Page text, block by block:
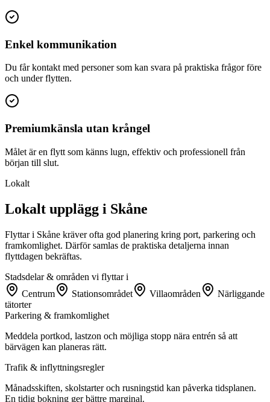
Enkel kommunikation
Du får kontakt med personer som kan svara på praktiska frågor före
och under flytten.
Premiumkänsla utan krångel
Målet är en flytt som känns lugn, effektiv och professionell från
början till slut.
Lokalt
Lokalt upplägg i Skåne
Flyttar i Skåne kräver ofta god planering kring port, parkering och
framkomlighet. Därför samlas de praktiska detaljerna innan
flyttdagen bekräftas.
Stadsdelar & områden vi flyttar i
Centrum
Stationsområdet Villaområden
Närliggande
tätorter
Parkering & framkomlighet
Meddela portkod, lastzon och möjliga stopp nära entrén så att
bärvägen kan planeras rätt.
Trafik & inflyttningsregler
Månadsskiften, skolstarter och rusningstid kan påverka tidsplanen.
En tidig bokning ger bättre marginal.